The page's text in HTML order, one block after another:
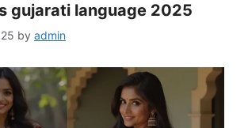
gujarati language 2025
by admin